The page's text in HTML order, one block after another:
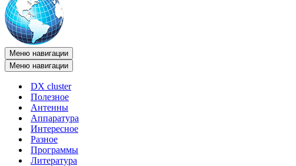
Меню навигации
Меню навигации
DX cluster
Полезное
Антенны
Аппаратура
Интересное
Разное
Программы
Литература